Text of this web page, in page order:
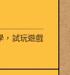
，試玩遊戲